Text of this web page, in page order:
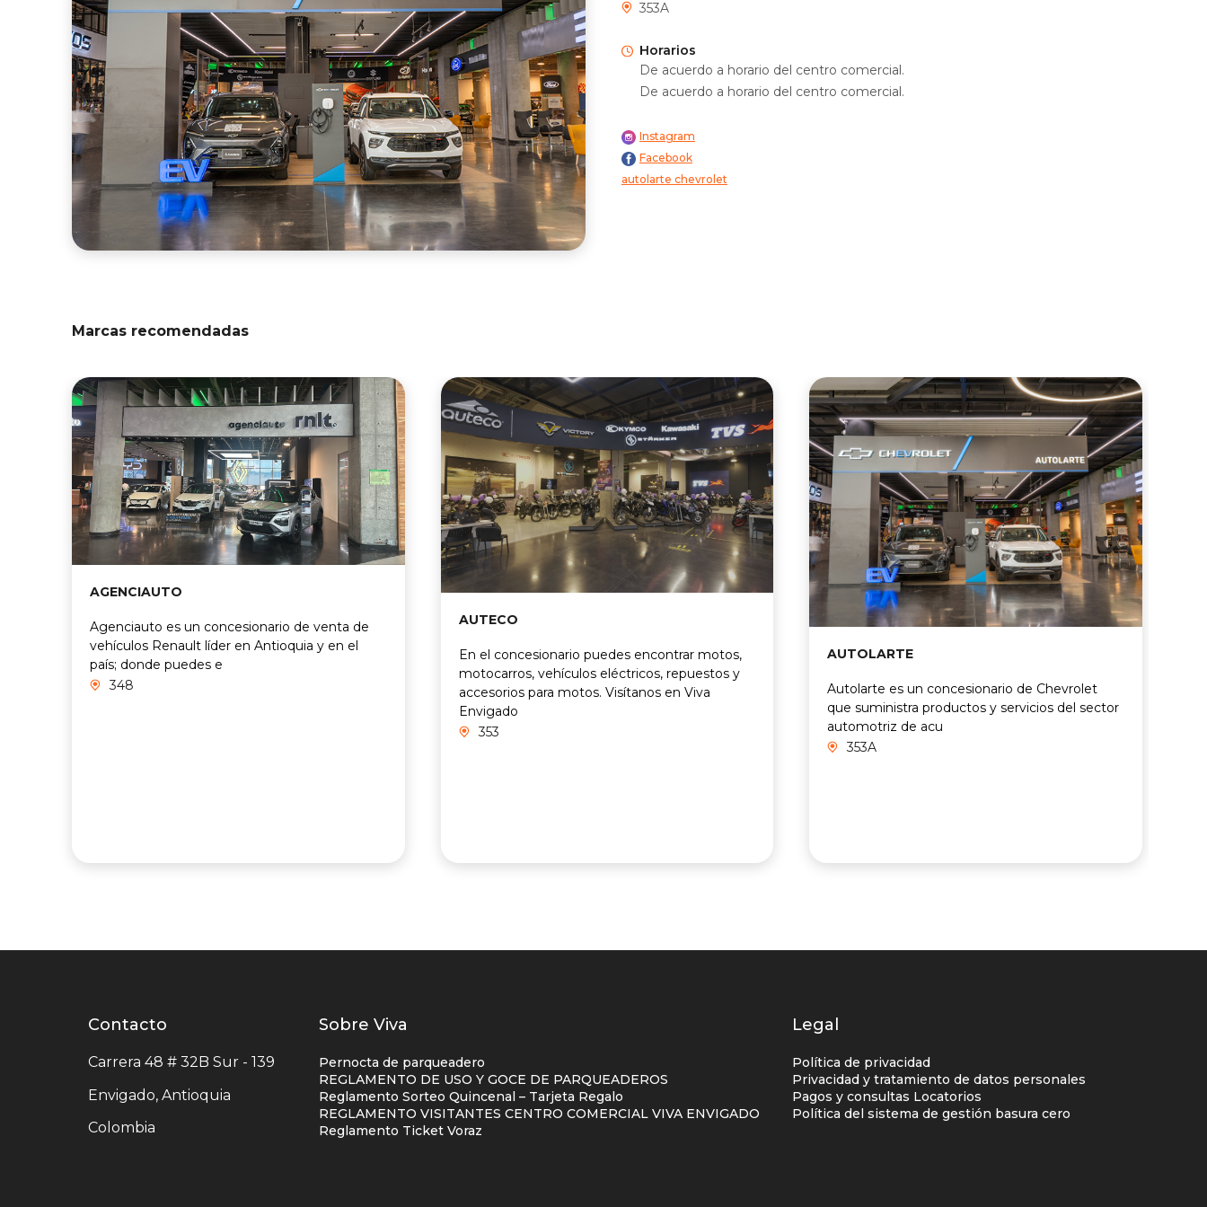
353A
Horarios
De acuerdo a horario del centro comercial.
De acuerdo a horario del centro comercial.
Instagram
Facebook
autolarte chevrolet
Marcas recomendadas
AGENCIAUTO
Agenciauto es un concesionario de venta de
vehículos Renault líder en Antioquia y en el
país; donde puedes e
348
AUTECO
En el concesionario puedes encontrar motos,
motocarros, vehículos eléctricos, repuestos y
accesorios para motos. Visítanos en Viva
Envigado
353
AUTOLARTE
Autolarte es un concesionario de Chevrolet
que suministra productos y servicios del sector
automotriz de acu
353A
Contacto
centro
Contacto
Carrera 48 # 32B Sur - 139
Envigado, Antioquia
Colombia
Listados
enlaces
centro
comercial
columna
Sobre Viva
Pernocta de parqueadero
REGLAMENTO DE USO Y GOCE DE PARQUEADEROS
Reglamento Sorteo Quincenal – Tarjeta Regalo
REGLAMENTO VISITANTES CENTRO COMERCIAL VIVA ENVIGADO
Reglamento Ticket Voraz
Legal
Política de privacidad
Privacidad y tratamiento de datos personales
Pagos y consultas Locatorios
Política del sistema de gestión basura cero